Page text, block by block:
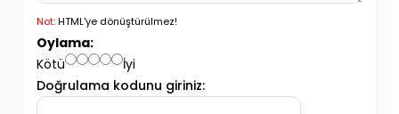
Not:HTML'ye dönüştürülmez!
Oylama:
Kötü
İyi
Doğrulama kodunu giriniz: